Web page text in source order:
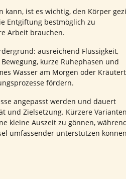
kann, ist es wichtig, den Körper
Entgiftung bestmöglich zu
Arbeit brauchen.
ausreichend Flüssigkeit,
kurze Ruhephasen und
Wasser am Morgen oder
fördern.
angepasst werden und dauert
und Zielsetzung. Kürzere Varianten
kleine Auszeit zu gönnen,
umfassender unterstützen